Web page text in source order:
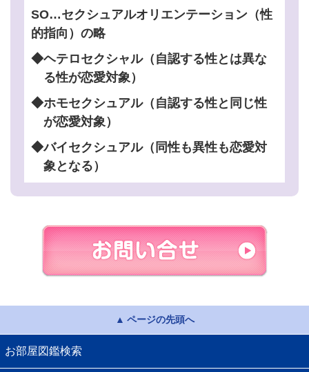
SO…セクシュアルオリエンテーション（性
的指向）の略
◆ヘテロセクシャル（自認する性とは異な
る性が恋愛対象）
◆ホモセクシュアル（自認する性と同じ性
が恋愛対象）
◆バイセクシュアル（同性も異性も恋愛対
象となる）
ページの先頭へ
お部屋図鑑検索